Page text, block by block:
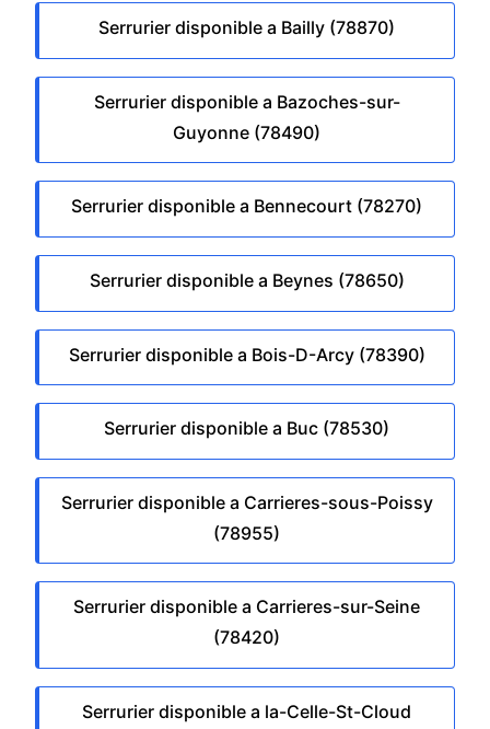
Serrurier disponible a Bailly (78870)
Serrurier disponible a Bazoches-sur-
Guyonne (78490)
Serrurier disponible a Bennecourt (78270)
Serrurier disponible a Beynes (78650)
Serrurier disponible a Bois-D-Arcy (78390)
Serrurier disponible a Buc (78530)
Serrurier disponible a Carrieres-sous-Poissy
(78955)
Serrurier disponible a Carrieres-sur-Seine
(78420)
Serrurier disponible a la-Celle-St-Cloud